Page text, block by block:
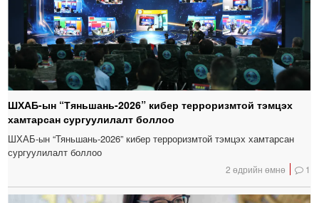
ШХАБ-ын “Тяньшань-2026” кибер терроризмтой тэмцэх
хамтарсан сургуулилалт боллоо
ШХАБ-ын “Тяньшань-2026” кибер терроризмтой тэмцэх хамтарсан
сургуулилалт боллоо
2 өдрийн өмнө 1